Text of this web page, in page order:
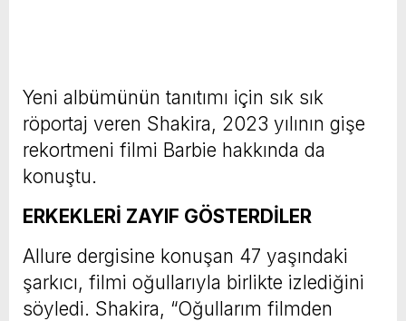
Yeni albümünün tanıtımı için sık sık
röportaj veren Shakira, 2023 yılının gişe
rekortmeni filmi Barbie hakkında da
konuştu.
ERKEKLERİ ZAYIF GÖSTERDİLER
Allure dergisine konuşan 47 yaşındaki
şarkıcı, filmi oğullarıyla birlikte izlediğini
söyledi. Shakira, “Oğullarım filmden